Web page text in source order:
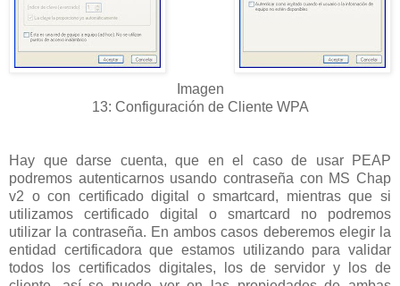
Imagen
13: Configuración de Cliente WPA
Hay que darse cuenta, que en el caso de usar PEAP
podremos autenticarnos usando contraseña con MS Chap
v2 o con certificado digital o smartcard, mientras que si
utilizamos certificado digital o smartcard no podremos
utilizar la contraseña. En ambos casos deberemos elegir la
entidad certificadora que estamos utilizando para validar
todos los certificados digitales, los de servidor y los de